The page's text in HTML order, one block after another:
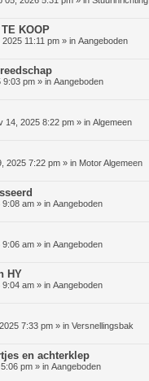
KOOP
11:11 pm » in Aangeboden
9:03 pm » in Aangeboden
14, 2025 8:22 pm » in Algemeen
2025 7:22 pm » in Motor Algemeen
9:08 am » in Aangeboden
9:06 am » in Aangeboden
HY
9:04 am » in Aangeboden
7:33 pm » in Versnellingsbak
en achterklep
pm » in Aangeboden